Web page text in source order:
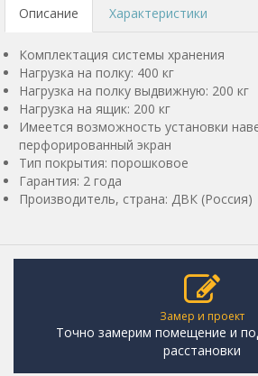
Описание Характеристики
Комплектация системы хранения
Нагрузка на полку: 400 кг
Нагрузка на полку выдвижную: 200 кг
Нагрузка на ящик: 200 кг
Имеется возможность установки
перфорированный экран
Тип покрытия: порошковое
Гарантия: 2 года
Производитель, страна: ДВК (Россия)
Замер и проект
Точно замерим помещение и
расстановки